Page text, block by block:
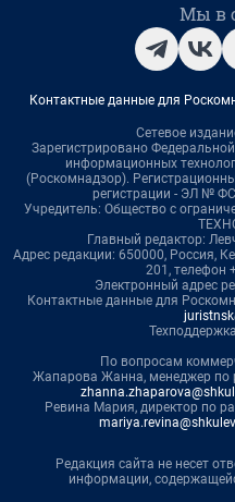
Мы в
Контактные данные для
Сетевое
Зарегистрировано
информационных
(Роскомнадзор).
регистрации - ЭЛ №
Учредитель: Общество с
Главный редактор:
Адрес редакции: 650000, Россия,
201, телефон
Электронный адрес
Контактные данные для
По вопросам
Жапарова Жанна, менеджер по
Ревина Мария, директор по
Редакция сайта не несет
информации,